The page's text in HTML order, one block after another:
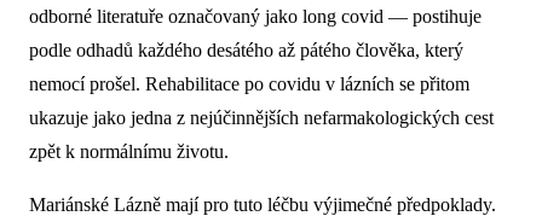
odborné literatuře označovaný jako long covid — postihuje
podle odhadů každého desátého až pátého člověka, který
nemocí prošel. Rehabilitace po covidu v lázních se přitom
ukazuje jako jedna z nejúčinnějších nefarmakologických cest
zpět k normálnímu životu.
Mariánské Lázně mají pro tuto léčbu výjimečné předpoklady.